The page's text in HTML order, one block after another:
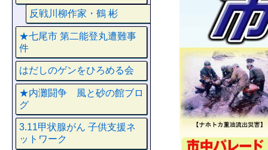
反戦川柳作家・鶴 彬
★七尾市 第二能登丸遭難事
件
はだしのゲンをひろめる会
★内灘闘争 風と砂の館ブロ
グ
3.11甲状腺がん 子供支援ネ
ットワーク